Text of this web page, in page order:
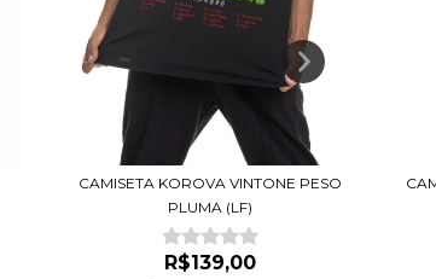
CAMISETA KOROVA VINTONE PESO
PLUMA (LF)
R$139,00